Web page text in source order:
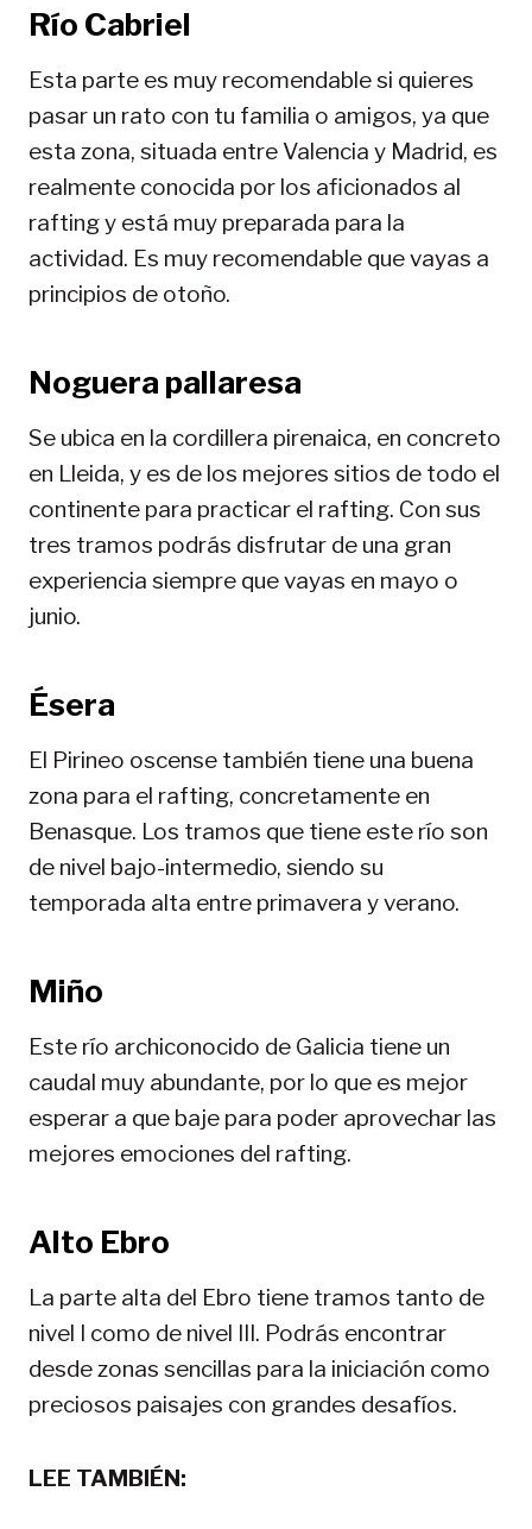
Río Cabriel
Esta parte es muy recomendable si quieres
pasar un rato con tu familia o amigos, ya que
esta zona, situada entre Valencia y Madrid, es
realmente conocida por los aficionados al
rafting y está muy preparada para la
actividad. Es muy recomendable que vayas a
principios de otoño.
Noguera pallaresa
Se ubica en la cordillera pirenaica, en concreto
en Lleida, y es de los mejores sitios de todo el
continente para practicar el rafting. Con sus
tres tramos podrás disfrutar de una gran
experiencia siempre que vayas en mayo o
junio.
Ésera
El Pirineo oscense también tiene una buena
zona para el rafting, concretamente en
Benasque. Los tramos que tiene este río son
de nivel bajo-intermedio, siendo su
temporada alta entre primavera y verano.
Miño
Este río archiconocido de Galicia tiene un
caudal muy abundante, por lo que es mejor
esperar a que baje para poder aprovechar las
mejores emociones del rafting.
Alto Ebro
La parte alta del Ebro tiene tramos tanto de
nivel I como de nivel III. Podrás encontrar
desde zonas sencillas para la iniciación como
preciosos paisajes con grandes desafíos.
LEE TAMBIÉN: